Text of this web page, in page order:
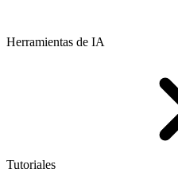
Herramientas de IA
Tutoriales